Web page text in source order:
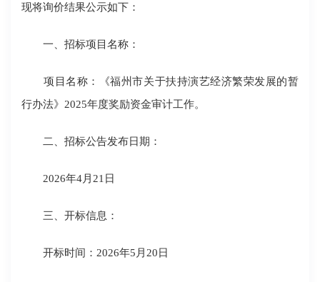
现将询价结果公示如下：
一、招标项目名称：
项目名称：《福州市关于扶持演艺经济繁荣发展的暂
行办法》2025年度奖励资金审计工作。
二、招标公告发布日期：
2026年4月21日
三、开标信息：
开标时间：2026年5月20日